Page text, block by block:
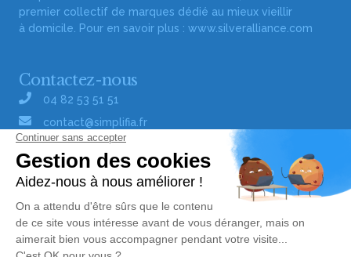
premier collectif de marques dédié au mieux vieillir
à domicile. Pour en savoir plus : www.silveralliance.com
Contactez-nous
04 82 53 51 51
contact@simplifia.fr
Réseaux sociaux
Liens utiles